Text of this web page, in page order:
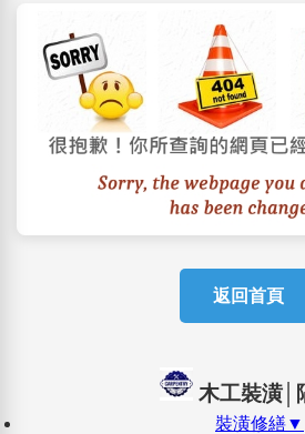
返回首頁
木工裝潢│
裝潢修繕▼